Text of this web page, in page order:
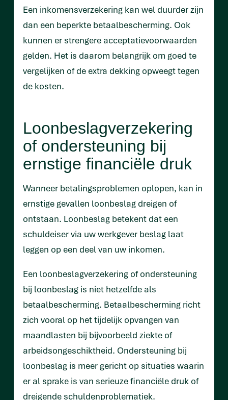
Een inkomensverzekering kan wel duurder zijn
dan een beperkte betaalbescherming. Ook
kunnen er strengere acceptatievoorwaarden
gelden. Het is daarom belangrijk om goed te
vergelijken of de extra dekking opweegt tegen
de kosten.
Loonbeslagverzekering
of ondersteuning bij
ernstige financiële druk
Wanneer betalingsproblemen oplopen, kan in
ernstige gevallen loonbeslag dreigen of
ontstaan. Loonbeslag betekent dat een
schuldeiser via uw werkgever beslag laat
leggen op een deel van uw inkomen.
Een loonbeslagverzekering of ondersteuning
bij loonbeslag is niet hetzelfde als
betaalbescherming. Betaalbescherming richt
zich vooral op het tijdelijk opvangen van
maandlasten bij bijvoorbeeld ziekte of
arbeidsongeschiktheid. Ondersteuning bij
loonbeslag is meer gericht op situaties waarin
er al sprake is van serieuze financiële druk of
dreigende schuldenproblematiek.